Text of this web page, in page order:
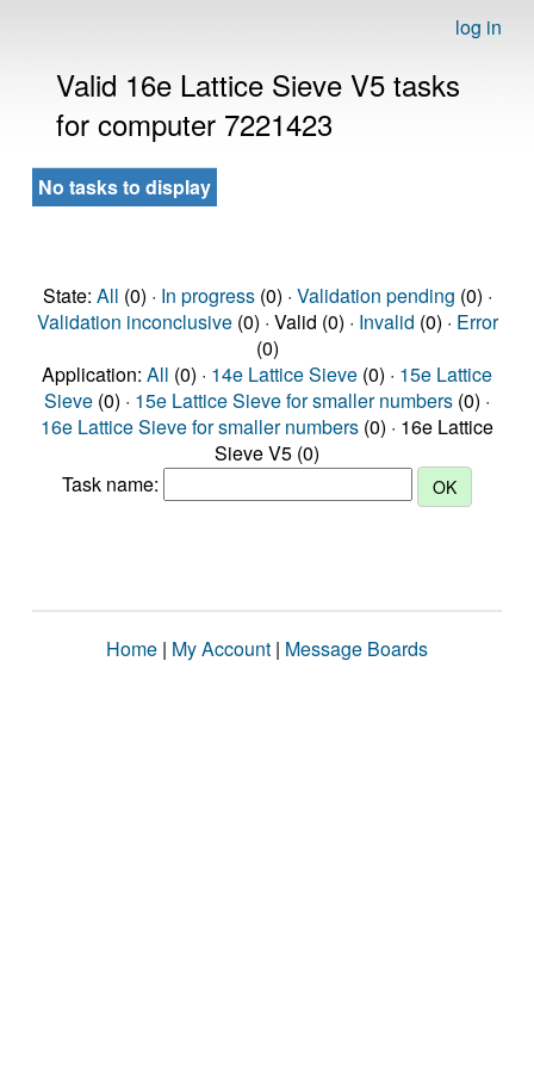
log in
Valid 16e Lattice Sieve V5 tasks
for computer 7221423
No tasks to display
State: All (0) · In progress(0) · Validation pending (0) ·
Validation inconclusive(0) · Valid (0) · Invalid (0) · Error
(0)
Application: All (0) · 14e Lattice Sieve (0) · 15e Lattice
Sieve (0) · 15e Lattice Sieve for smaller numbers (0) ·
16e Lattice Sieve for smaller numbers (0) · 16e Lattice
Sieve V5 (0)
Task name:
Home | My Account | Message Boards